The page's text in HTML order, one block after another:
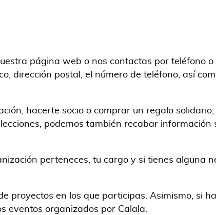
página web o nos contactas por teléfono o
dirección postal, el número de teléfono, así
hacerte socio o comprar un regalo
podemos también recabar información
perteneces, tu cargo y si tienes alguna
proyectos en los que participas. Asimismo, si
eventos organizados por Calala.